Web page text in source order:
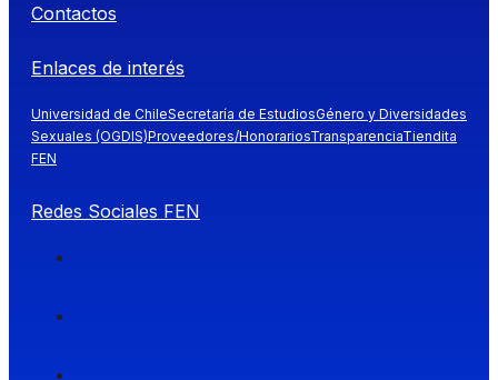
Contactos
Enlaces de interés
Universidad de ChileSecretaría de EstudiosGénero y Diversidades
Sexuales (OGDIS)Proveedores/HonorariosTransparenciaTiendita
FEN
Redes Sociales FEN